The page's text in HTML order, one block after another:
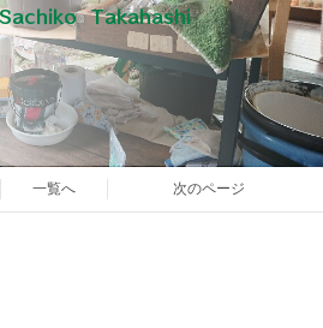
Takahashi
一覧へ 次のページ